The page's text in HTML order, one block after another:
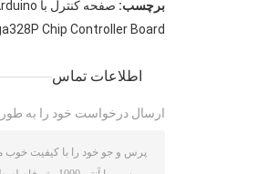
برچسب: صفحه کنترل با IDE Arduino,صفحه کنترل تراشه ATmega328P,هیئت توسعه چند منظوره سازمان ملل متحد
Chip Controller Board
اطلاعات تماس
ارسال درخواست خود را به طور